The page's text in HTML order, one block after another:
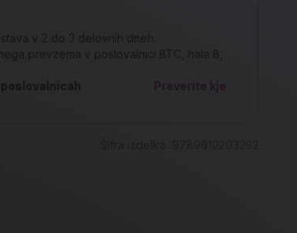
v 2 do 3 delovnih dneh.
prevzema v poslovalnici BTC, hala 8,
poslovalnicah Preverite kje